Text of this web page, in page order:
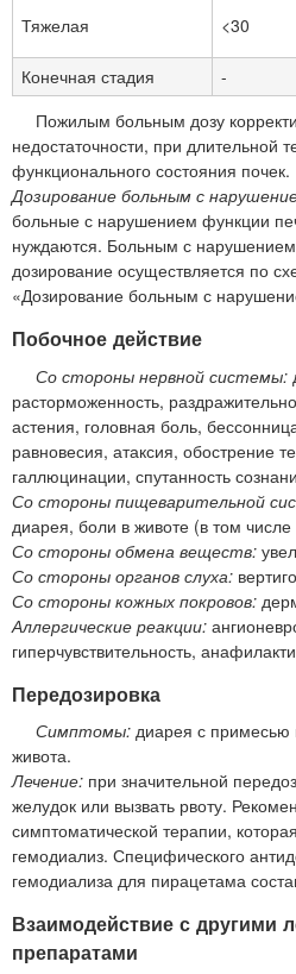
Тяжелая <30
Конечная стадия
-
Пожилым больным дозу
недостаточности, при длительной
функционального состояния почек.
Дозирование больным с
больные с нарушением функции
нуждаются. Больным с
дозирование осуществляется по
«Дозирование больным с
Побочное действие
Со стороны нервной системы:
расторможенность,
астения, головная боль,
равновесия, атаксия, обострение
галлюцинации, спутанность
Со стороны пищеварительной
диарея, боли в животе (в том числе
Со стороны обмена веществ:
Со стороны органов слуха:
Со стороны кожных покровов:
Аллергические реакции:
гиперчувствительность,
Передозировка
Симптомы: диарея с примесью
живота.
Лечение: при значительной
желудок или вызвать рвоту.
симптоматической терапии,
гемодиализ. Специфического
гемодиализа для пирацетама
Взаимодействие с другими
препаратами